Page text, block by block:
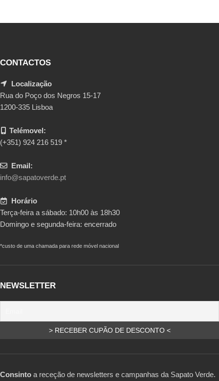
CONTACTOS
Localização
Rua do Poço dos Negros 15-17
1200-335 Lisboa
Telémovel:
(+351) 924 216 519 *
Email:
info@sapatoverde.pt
Horário
Terça-feira a sábado: 10h00 às 18h30
Domingo e segunda-feira: encerrado
*custo de uma chamada para rede móvel nacional
NEWSLETTER
Consinto a receção de newsletters e campanhas da Sapato Verde.